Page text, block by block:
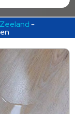
Zeeland -